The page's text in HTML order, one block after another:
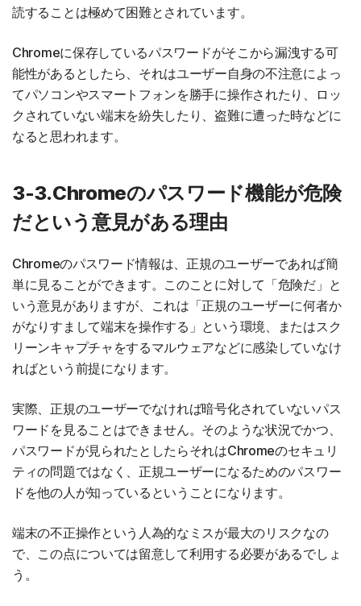
読することは極めて困難とされています。
Chromeに保存しているパスワードがそこから漏洩する可
能性があるとしたら、それはユーザー自身の不注意によっ
てパソコンやスマートフォンを勝手に操作されたり、ロッ
クされていない端末を紛失したり、盗難に遭った時などに
なると思われます。
3-3.Chromeのパスワード機能が危険
だという意見がある理由
Chromeのパスワード情報は、正規のユーザーであれば簡
単に見ることができます。このことに対して「危険だ」と
いう意見がありますが、これは「正規のユーザーに何者か
がなりすまして端末を操作する」という環境、またはスク
リーンキャプチャをするマルウェアなどに感染していなけ
ればという前提になります。
実際、正規のユーザーでなければ暗号化されていないパス
ワードを見ることはできません。そのような状況でかつ、
パスワードが見られたとしたらそれはChromeのセキュリ
ティの問題ではなく、正規ユーザーになるためのパスワー
ドを他の人が知っているということになります。
端末の不正操作という人為的なミスが最大のリスクなの
で、この点については留意して利用する必要があるでしょ
う。